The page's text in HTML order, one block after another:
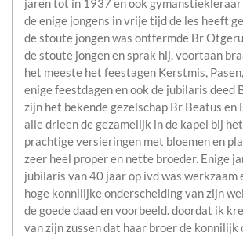
jaren tot in 1937 en ook
de enige jongens in vrije tijd de les heeft
de stoute jongen was ontfermde Br
de stoute jongen en sprak hij, voortaan
het meeste het feestagen Kerstmis,
enige feestdagen en ook de jubilaris deed
zijn het bekende gezelschap Br Beatus en
alle drieen de gezamelijk in de kapel bij
prachtige versieringen met bloemen en
zeer heel proper en nette broeder. Enige
jubilaris van 40 jaar op ivd was werkzaam
hoge konnilijke onderscheiding van zijn
de goede daad en voorbeeld. doordat ik
van zijn zussen dat haar broer de konnilijk